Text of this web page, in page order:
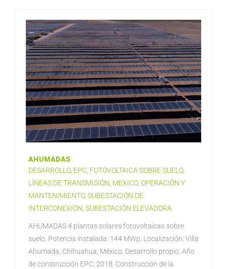
AHUMADAS
DESARROLLO, EPC FOTOVOLTAICA SOBRE SUELO,
LÍNEAS DE TRANSMISIÓN MEXICO, OPERACIÓN Y
MANTENIMIENTO, SUBESTACIÓN DE
INTERCONEXIÓN SUBESTACIÓN ELEVADORA
AHUMADAS 4 plantas solares fotovoltaicas sobre
suelo. Potencia instalada: 144 MWp. Localización: Villa
Ahumada, Chihuahua, México. Desarrollo propio. Año
de construcción EPC: 2018. Construcción de la